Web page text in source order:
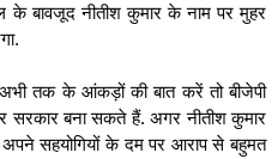
के बावजूद नीतीश कुमार के नाम पर मुहर
तक के आंकड़ों की बात करें तो बीजेपी
सरकार बना सकते हैं. अगर नीतीश कुमार
अपने सहयोगियों के दम पर आराप से बहुमत